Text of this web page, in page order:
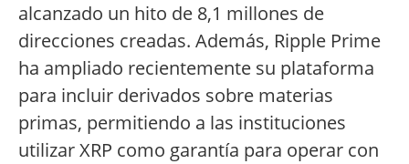
alcanzado un hito de 8,1 millones de
direcciones creadas. Además, Ripple Prime
ha ampliado recientemente su plataforma
para incluir derivados sobre materias
primas, permitiendo a las instituciones
utilizar XRP como garantía para operar con